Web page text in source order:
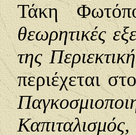
Τάκη
θεωρητικές
της
περιέχεται